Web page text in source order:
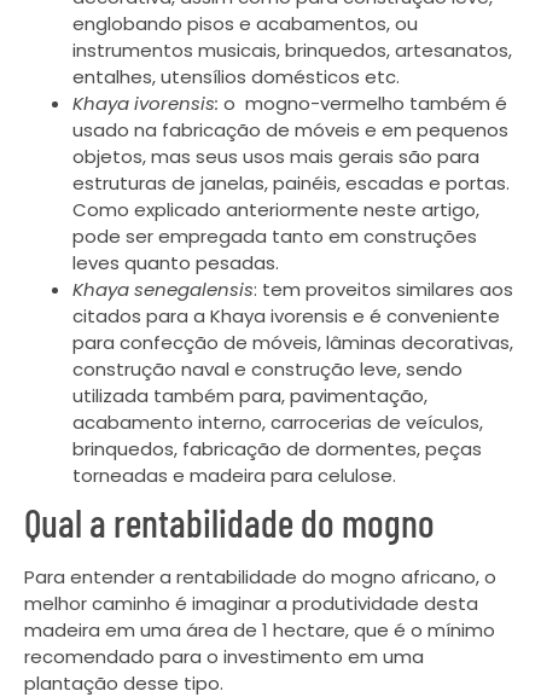
englobando pisos e acabamentos, ou
instrumentos musicais, brinquedos, artesanatos,
entalhes, utensílios domésticos etc.
Khaya ivorensis: o mogno-vermelho também é
usado na fabricação de móveis e em pequenos
objetos, mas seus usos mais gerais são para
estruturas de janelas, painéis, escadas e portas.
Como explicado anteriormente neste artigo,
pode ser empregada tanto em construções
leves quanto pesadas.
Khaya senegalensis: tem proveitos similares aos
citados para a Khaya ivorensis e é conveniente
para confecção de móveis, lâminas decorativas,
construção naval e construção leve, sendo
utilizada também para, pavimentação,
acabamento interno, carrocerias de veículos,
brinquedos, fabricação de dormentes, peças
torneadas e madeira para celulose.
Qual a rentabilidade do mogno
Para entender a rentabilidade do mogno africano, o
melhor caminho é imaginar a produtividade desta
madeira em uma área de 1 hectare, que é o mínimo
recomendado para o investimento em uma
plantação desse tipo.